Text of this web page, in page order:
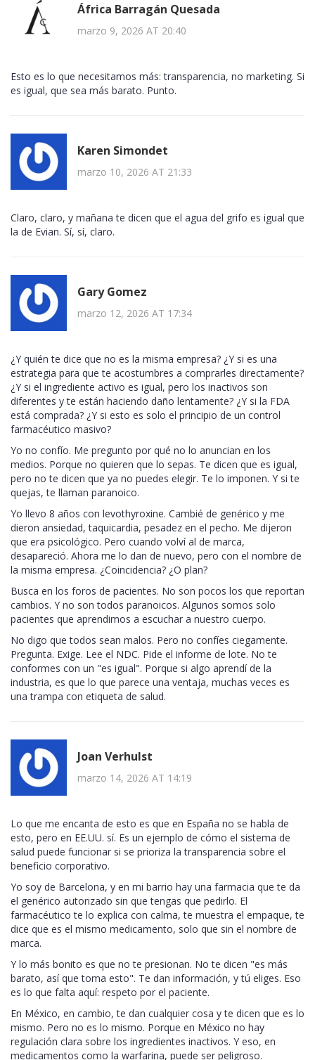
África Barragán Quesada
marzo 9, 2026 AT 20:40
Esto es lo que necesitamos más: transparencia, no marketing. Si
es igual, que sea más barato. Punto.
Karen Simondet
marzo 10, 2026 AT 21:33
Claro, claro, y mañana te dicen que el agua del grifo es igual que
la de Evian. Sí, sí, claro.
Gary Gomez
marzo 12, 2026 AT 17:34
¿Y quién te dice que no es la misma empresa? ¿Y si es una
estrategia para que te acostumbres a comprarles directamente?
¿Y si el ingrediente activo es igual, pero los inactivos son
diferentes y te están haciendo daño lentamente? ¿Y si la FDA
está comprada? ¿Y si esto es solo el principio de un control
farmacéutico masivo?
Yo no confío. Me pregunto por qué no lo anuncian en los
medios. Porque no quieren que lo sepas. Te dicen que es igual,
pero no te dicen que ya no puedes elegir. Te lo imponen. Y si te
quejas, te llaman paranoico.
Yo llevo 8 años con levothyroxine. Cambié de genérico y me
dieron ansiedad, taquicardia, pesadez en el pecho. Me dijeron
que era psicológico. Pero cuando volví al de marca,
desapareció. Ahora me lo dan de nuevo, pero con el nombre de
la misma empresa. ¿Coincidencia? ¿O plan?
Busca en los foros de pacientes. No son pocos los que reportan
cambios. Y no son todos paranoicos. Algunos somos solo
pacientes que aprendimos a escuchar a nuestro cuerpo.
No digo que todos sean malos. Pero no confíes ciegamente.
Pregunta. Exige. Lee el NDC. Pide el informe de lote. No te
conformes con un "es igual". Porque si algo aprendí de la
industria, es que lo que parece una ventaja, muchas veces es
una trampa con etiqueta de salud.
Joan Verhulst
marzo 14, 2026 AT 14:19
Lo que me encanta de esto es que en España no se habla de
esto, pero en EE.UU. sí. Es un ejemplo de cómo el sistema de
salud puede funcionar si se prioriza la transparencia sobre el
beneficio corporativo.
Yo soy de Barcelona, y en mi barrio hay una farmacia que te da
el genérico autorizado sin que tengas que pedirlo. El
farmacéutico te lo explica con calma, te muestra el empaque, te
dice que es el mismo medicamento, solo que sin el nombre de
marca.
Y lo más bonito es que no te presionan. No te dicen "es más
barato, así que toma esto". Te dan información, y tú eliges. Eso
es lo que falta aquí: respeto por el paciente.
En México, en cambio, te dan cualquier cosa y te dicen que es lo
mismo. Pero no es lo mismo. Porque en México no hay
regulación clara sobre los ingredientes inactivos. Y eso, en
medicamentos como la warfarina, puede ser peligroso.